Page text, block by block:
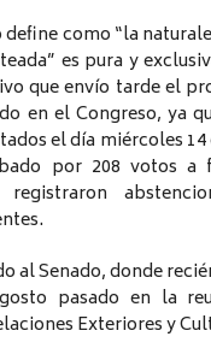
define como “la
es pura y
que envío tarde el
en el Congreso, ya
el día miércoles 14
por 208 votos a
al Senado, donde
pasado en la
Exteriores y